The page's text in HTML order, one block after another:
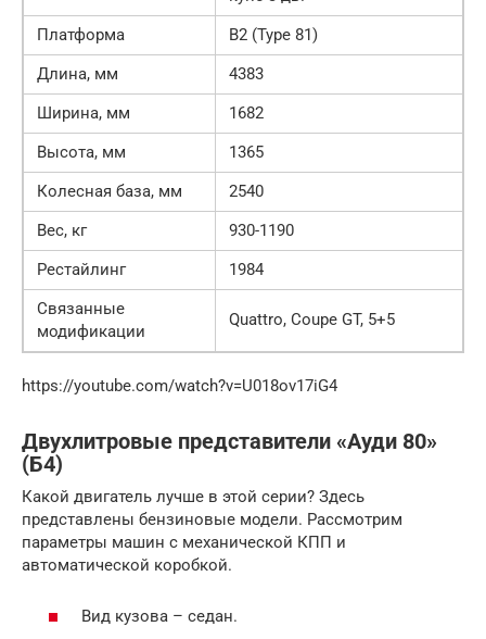
Платформа
B2 (Type 81)
Длина, мм
4383
Ширина, мм
1682
Высота, мм
1365
Колесная база, мм
2540
Вес, кг
930-1190
Рестайлинг
1984
Связанные
модификации
Quattro, Coupe GT, 5+5
https://youtube.com/watch?v=U018ov17iG4
Двухлитровые представители «Ауди 80»
(Б4)
Какой двигатель лучше в этой серии? Здесь
представлены бензиновые модели. Рассмотрим
параметры машин с механической КПП и
автоматической коробкой.
Вид кузова – седан.